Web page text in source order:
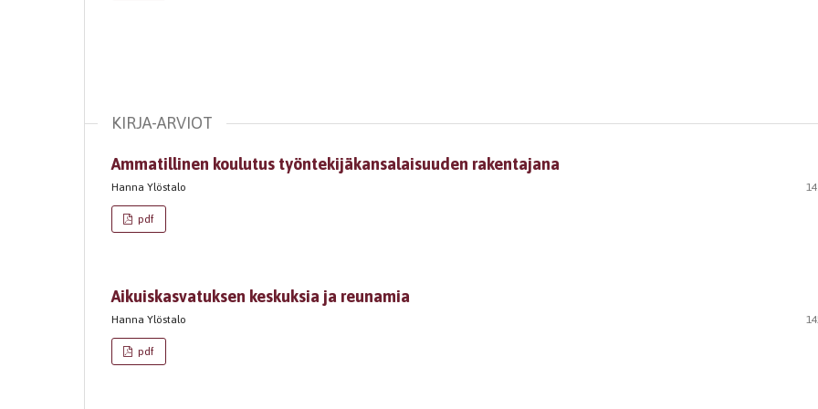
KIRJA-ARVIOT
Ammatillinen koulutus työntekijäkansalaisuuden rakentajana
Hanna Ylöstalo
pdf
Aikuiskasvatuksen keskuksia ja reunamia
Hanna Ylöstalo
pdf